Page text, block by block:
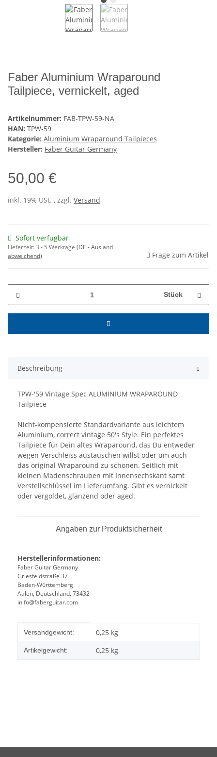
Faber Aluminium Wraparound
Tailpiece, vernickelt, aged
Artikelnummer: FAB-TPW-59-NA
HAN: TPW-59
Kategorie: Aluminium Wraparound Tailpieces
Hersteller: Faber Guitar Germany
50,00 €
inkl. 19% USt. , zzgl. Versand
Sofort verfügbar
Lieferzeit:3 - 5 Werktage (DE - Ausland
abweichend)
Frage zum Artikel
Stück
Beschreibung
TPW-'59 Vintage Spec ALUMINIUM WRAPAROUND
Tailpiece
Nicht-kompensierte Standardvariante aus leichtem
Aluminium, correct vintage 50's Style. Ein perfektes
Tailpiece für Dein altes Wraparound, das Du entweder
wegen Verschleiss austauschen willst oder um auch
das original Wraparound zu schonen. Seitlich mit
kleinen Madenschrauben mit Innensechskant samt
Verstellschlüssel im Lieferumfang. Gibt es vernickelt
oder vergoldet, glänzend oder aged.
Angaben zur Produktsicherheit
Herstellerinformationen:
Faber Guitar Germany
Griesfeldstraße 37
Baden-Württemberg
Aalen, Deutschland, 73432
inifo@faberguitar.com
Produkteigenschaft
Wert
Versandgewicht: 0,25 kg
Artikelgewicht: 0,25 kg